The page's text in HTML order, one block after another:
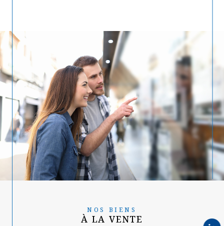
NOS BIENS
À LA VENTE